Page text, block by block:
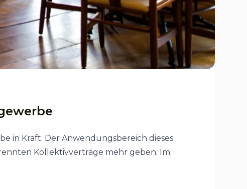
in Kraft. Der Anwendungsbereich dieses
Kollektivverträge mehr geben. Im